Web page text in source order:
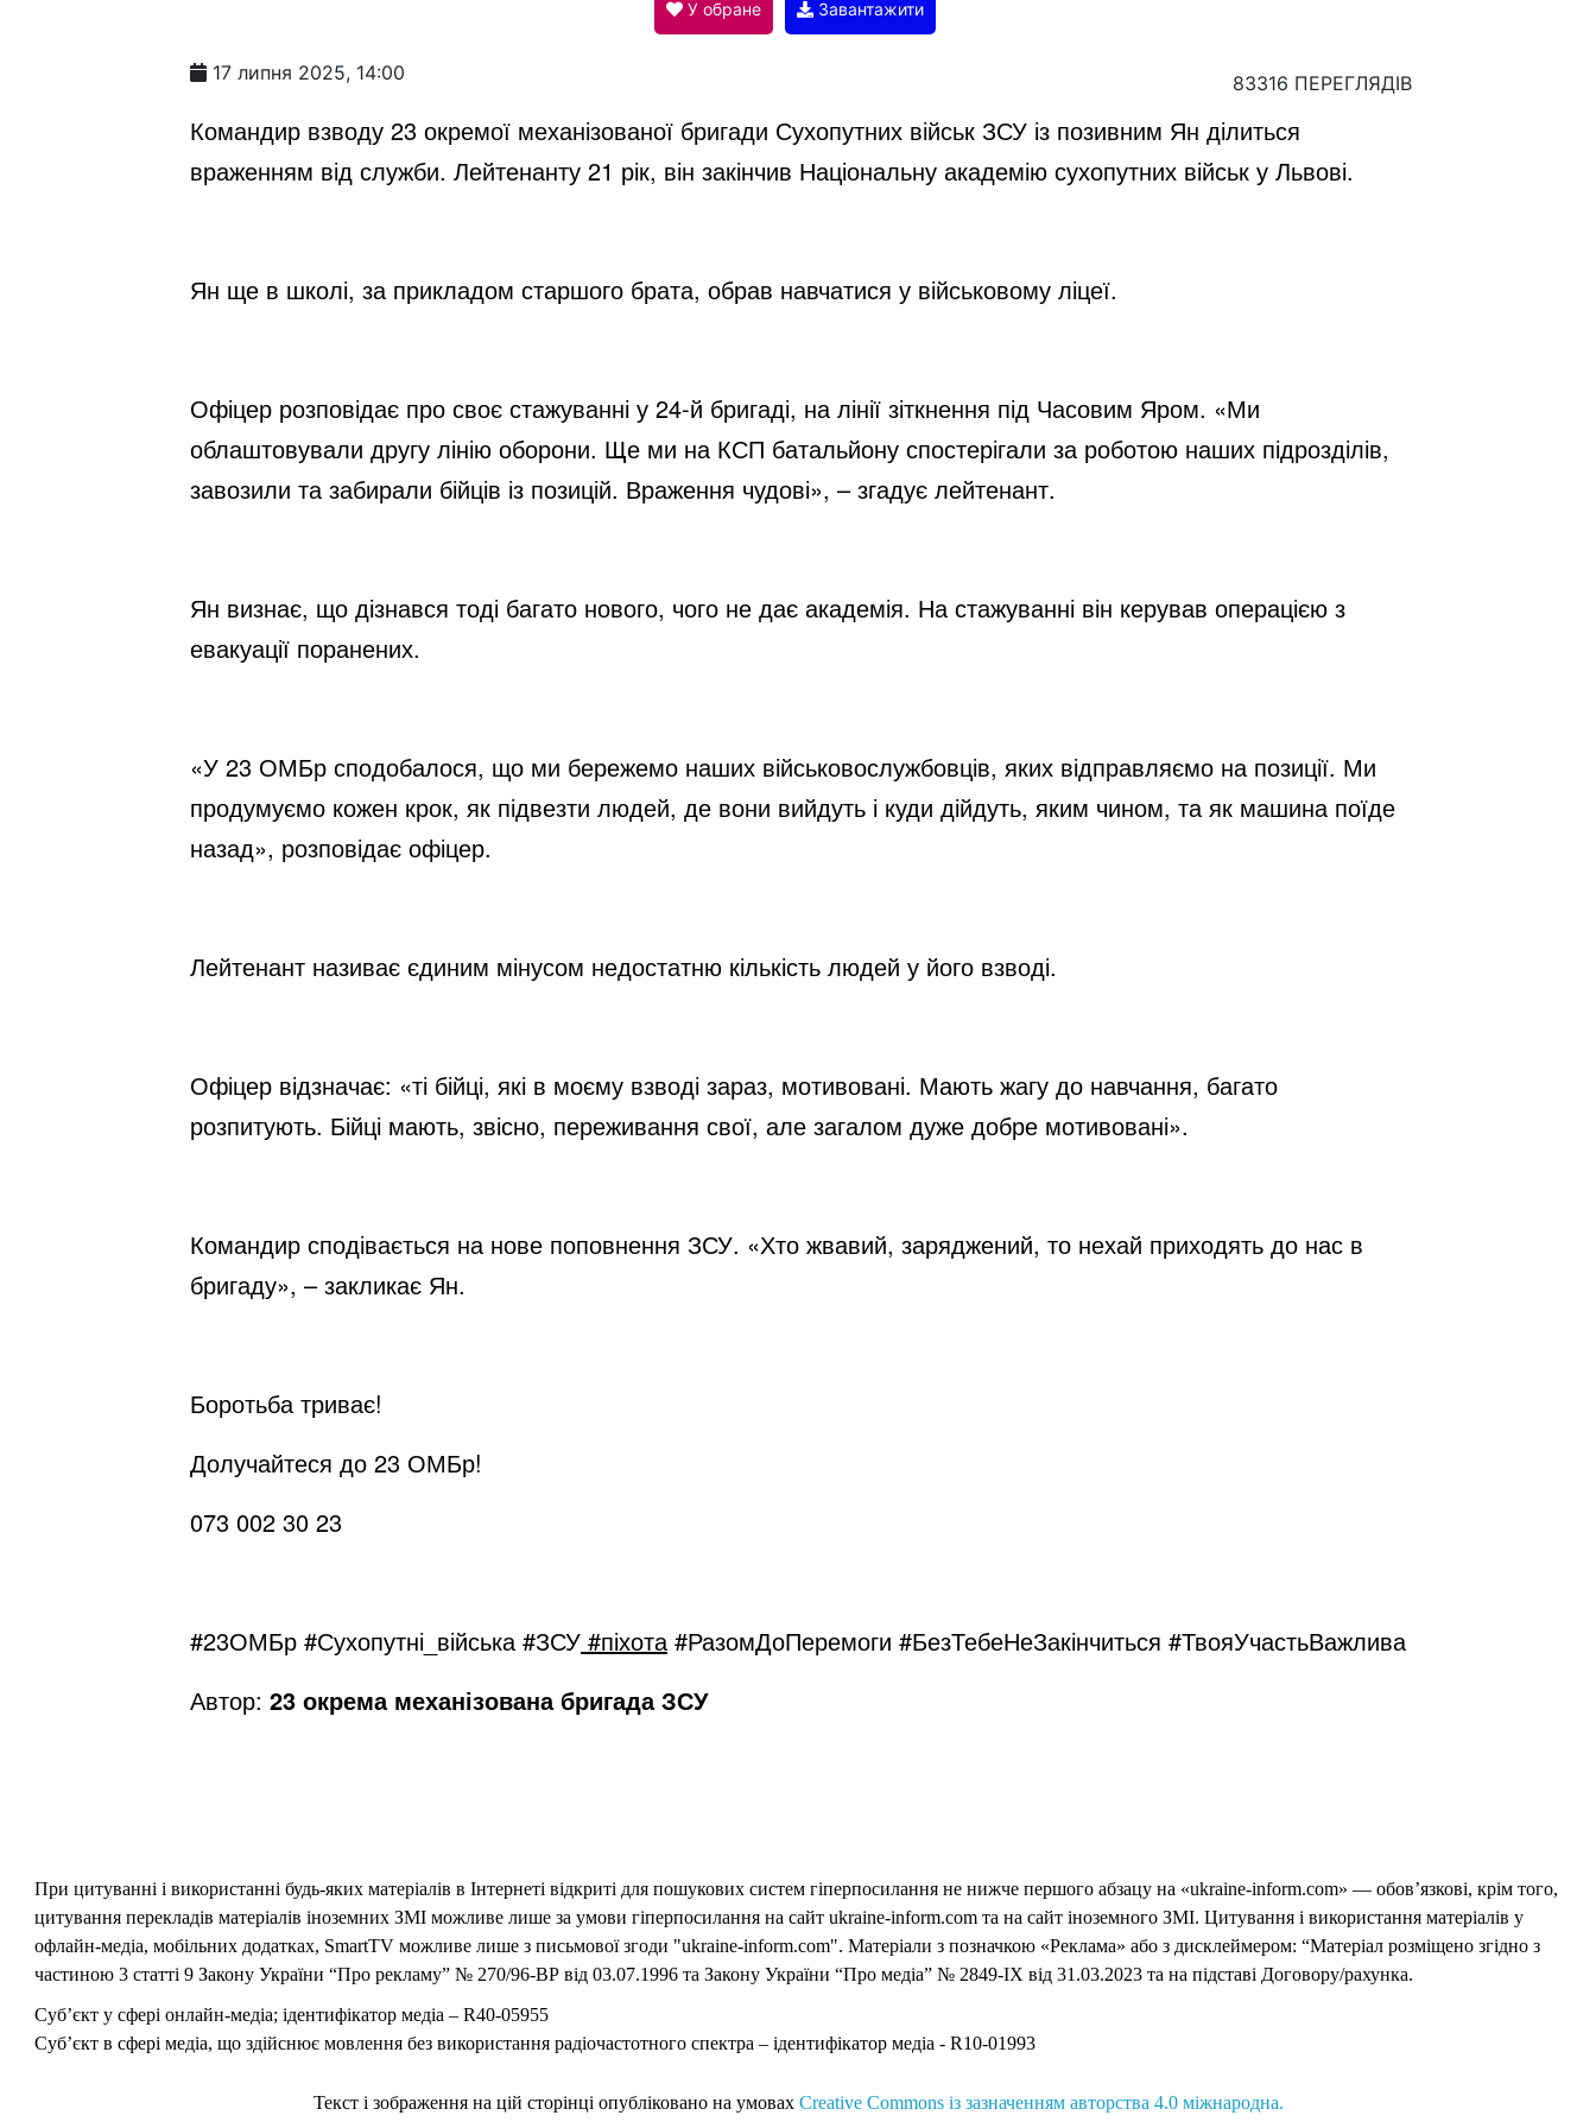
d
У обране Завантажити
17 липня 2025, 14:00 83316 ПЕРЕГЛЯДІВ
Командир взводу 23 окремої механізованої бригади Сухопутних військ ЗСУ із позивним Ян ділиться
враженням від служби. Лейтенанту 21 рік, він закінчив Національну академію сухопутних військ у Львові.
Ян ще в школі, за прикладом старшого брата, обрав навчатися у військовому ліцеї.
Офіцер розповідає про своє стажуванні у 24-й бригаді, на лінії зіткнення під Часовим Яром. «Ми
облаштовували другу лінію оборони. Ще ми на КСП батальйону спостерігали за роботою наших підрозділів,
завозили та забирали бійців із позицій. Враження чудові», – згадує лейтенант.
Ян визнає, що дізнався тоді багато нового, чого не дає академія. На стажуванні він керував операцією з
евакуації поранених.
«У 23 ОМБр сподобалося, що ми бережемо наших військовослужбовців, яких відправляємо на позиції. Ми
продумуємо кожен крок, як підвезти людей, де вони вийдуть і куди дійдуть, яким чином, та як машина поїде
назад», розповідає офіцер.
Лейтенант називає єдиним мінусом недостатню кількість людей у його взводі.
Офіцер відзначає: «ті бійці, які в моєму взводі зараз, мотивовані. Мають жагу до навчання, багато
розпитують. Бійці мають, звісно, переживання свої, але загалом дуже добре мотивовані».
Командир сподівається на нове поповнення ЗСУ. «Хто жвавий, заряджений, то нехай приходять до нас в
бригаду», – закликає Ян.
Боротьба триває!
Долучайтеся до 23 ОМБр!
073 002 30 23
#23ОМБр #Сухопутні_війська #ЗСУ#піхота #РазомДоПеремоги #БезТебеНеЗакінчиться #ТвояУчастьВажлива
Автор: 23 окрема механізована бригада ЗСУ
При цитуванні і використанні будь-яких матеріалів в Інтернеті відкриті для пошукових систем гіперпосилання не нижче першого абзацу на «ukraine-inform.com» — обов’язкові, крім того,
цитування перекладів матеріалів іноземних ЗМІ можливе лише за умови гіперпосилання на сайт ukraine-inform.com та на сайт іноземного ЗМІ. Цитування і використання матеріалів у
офлайн-медіа, мобільних додатках, SmartTV можливе лише з письмової згоди "ukraine-inform.com". Матеріали з позначкою «Реклама» або з дисклеймером: “Матеріал розміщено згідно з
частиною 3 статті 9 Закону України “Про рекламу” № 270/96-ВР від 03.07.1996 та Закону України “Про медіа” № 2849-IX від 31.03.2023 та на підставі Договору/рахунка.
Суб’єкт у сфері онлайн-медіа; ідентифікатор медіа – R40-05955
Суб’єкт в сфері медіа, що здійснює мовлення без використання радіочастотного спектра – ідентифікатор медіа - R10-01993
Текст і зображення на цій сторінці опубліковано на умовах Creative Commons із зазначенням авторства 4.0 міжнародна.